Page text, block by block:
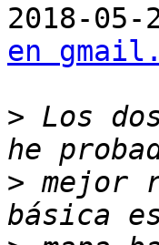
2018-05-
en
> Los
> mejor